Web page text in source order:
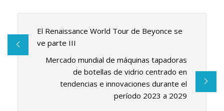
El Renaissance World Tour de Beyonce se
ve parte III
Mercado mundial de máquinas tapadoras
de botellas de vidrio centrado en
tendencias e innovaciones durante el
período 2023 a 2029